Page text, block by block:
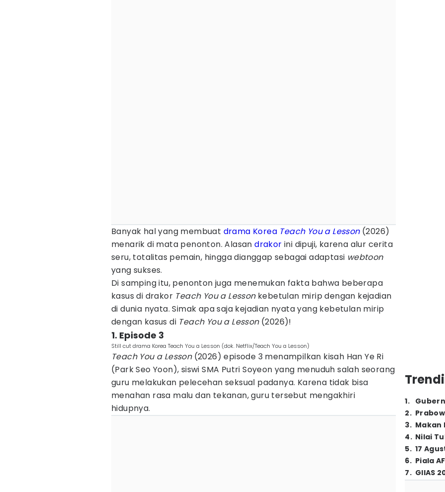
Banyak hal yang membuat drama Korea Teach You a Lesson (2026)
menarik di mata penonton. Alasandrakor ini dipuji, karena alur cerita
seru, totalitas pemain, hingga dianggap sebagai adaptasi webtoon
yang sukses.
Di samping itu, penonton juga menemukan fakta bahwa beberapa
kasus di drakor Teach You a Lesson kebetulan mirip dengan kejadian
di dunia nyata. Simak apa saja kejadian nyata yang kebetulan mirip
dengan kasus di Teach You a Lesson (2026)!
1. Episode 3
Still cut drama Korea Teach You a Lesson (dok. Netflix/Teach You a Lesson)
Teach You a Lesson (2026) episode 3 menampilkan kisah Han Ye Ri
(Park Seo Yoon), siswi SMA Putri Soyeon yang menuduh salah seorang
guru melakukan pelecehan seksual padanya. Karena tidak bisa
menahan rasa malu dan tekanan, guru tersebut mengakhiri
hidupnya.
1.
2.
3. Makan
4. Nilai
5. 17
6. Piala
7. GIIAS